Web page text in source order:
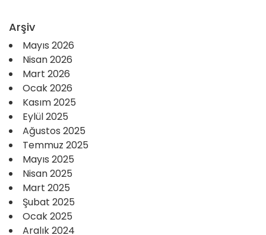
Arşiv
Mayıs 2026
Nisan 2026
Mart 2026
Ocak 2026
Kasım 2025
Eylül 2025
Ağustos 2025
Temmuz 2025
Mayıs 2025
Nisan 2025
Mart 2025
Şubat 2025
Ocak 2025
Aralık 2024